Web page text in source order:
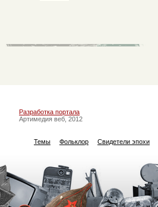
Разработка портала
Артимедия веб, 2012
Темы Фольклор Свидетели эпохи